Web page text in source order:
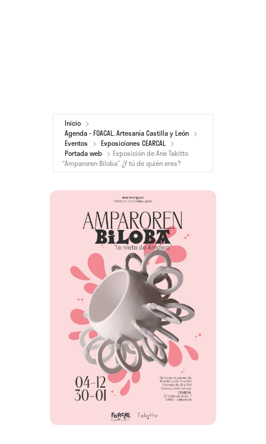
Inicio
Agenda - FOACAL. Artesanía Castilla y León
Eventos
Exposiciones CEARCAL
Portada web
Exposición de Ane Takitto
“Amparoren Biloba” ¿Y tú de quién eres?